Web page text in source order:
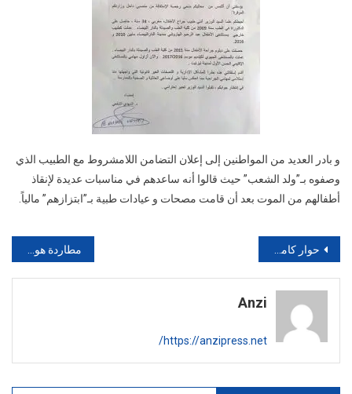
و بادر العديد من المواطنين إلى إعلان التضامن اللامشروط مع الطبيب الذي
وصفوه بـ”ولد الشعب” حيث قالوا أنه ساعدهم في مناسبات عديدة لإنقاذ
أطفالهم من الموت بعد أن قامت مصحات و عيادات طبية بـ”ابتزازهم” مالياً.
تصفّح
المقالات
حوار كامل:هذه قصتي في الحبس وغادي نرجع ليكم
Anzi
https://anzipress.net/